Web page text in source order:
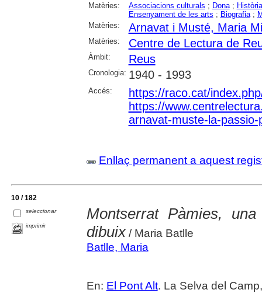
Matèries: Associacions culturals ; Dona;
Ensenyament de les arts ; Biografia;
Matèries:
Arnavat i Musté, Maria
Matèries: Centre de Lectura de
Àmbit: Reus
Cronologia: 1940 - 1993
Accés:
https://raco.cat/
https://
arnavat-muste-la-
Enllaç permanent a aquest
10 / 182
seleccionar
imprimir
Montserrat Pàmies,
dibuix/ Maria Batlle
Batlle, Maria
En: El Pont Alt. La Selva del